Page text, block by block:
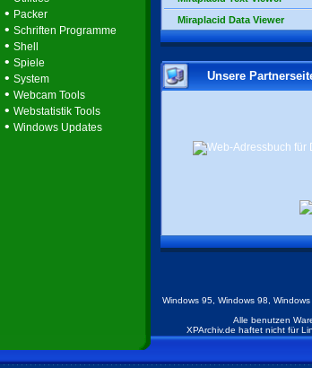
• Packer
• Schriften Programme
• Shell
• Spiele
• System
• Webcam Tools
• Webstatistik Tools
• Windows Updates
Miraplacid Data Viewer
Unsere
Windows 95, Windows 98,
Alle benutzen
XPArchiv.de haftet nicht für